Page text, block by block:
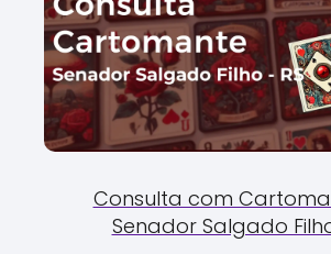
Consulta com
Senador Salgado